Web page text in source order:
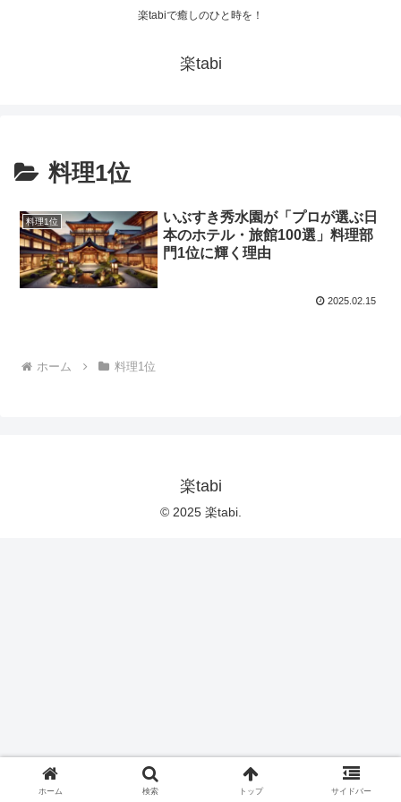
楽tabiで癒しのひと時を！
楽tabi
料理1位
料理1位
いぶすき秀水園が「プロが選ぶ日
本のホテル・旅館100選」料理部
門1位に輝く理由
2025.02.15
ホーム 料理1位
楽tabi
© 2025 楽tabi.
ホーム 検索 トップ サイドバー